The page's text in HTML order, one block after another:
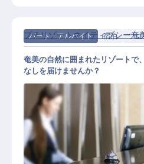
パート・アルバイト 宿泊 フロ
プチリゾートネイティブシー奄
奄美の自然に囲まれたリゾートで
なしを届けませんか？